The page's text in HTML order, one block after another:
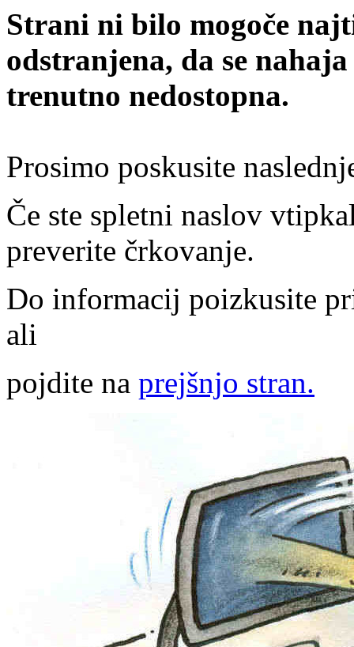
Strani ni bilo mogoče
odstranjena, da se
trenutno nedostopna.
Prosimo poskusite
Če ste spletni naslov
preverite črkovanje.
Do informacij poizkusite
ali
pojdite na prejšnjo stran.